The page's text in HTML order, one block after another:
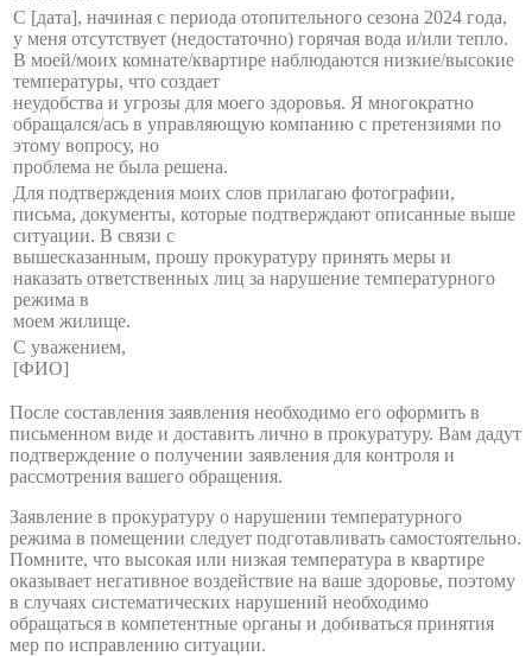
С [дата], начиная с периода отопительного сезона 2024 года,
у меня отсутствует (недостаточно) горячая вода и/или тепло.
В моей/моих комнате/квартире наблюдаются низкие/высокие
температуры, что создает
неудобства и угрозы для моего здоровья. Я многократно
обращался/ась в управляющую компанию с претензиями по
этому вопросу, но
проблема не была решена.
Для подтверждения моих слов прилагаю фотографии,
письма, документы, которые подтверждают описанные выше
ситуации. В связи с
вышесказанным, прошу прокуратуру принять меры и
наказать ответственных лиц за нарушение температурного
режима в
моем жилище.
С уважением,
[ФИО]
После составления заявления необходимо его оформить в
письменном виде и доставить лично в прокуратуру. Вам дадут
подтверждение о получении заявления для контроля и
рассмотрения вашего обращения.
Заявление в прокуратуру о нарушении температурного
режима в помещении следует подготавливать самостоятельно.
Помните, что высокая или низкая температура в квартире
оказывает негативное воздействие на ваше здоровье, поэтому
в случаях систематических нарушений необходимо
обращаться в компетентные органы и добиваться принятия
мер по исправлению ситуации.